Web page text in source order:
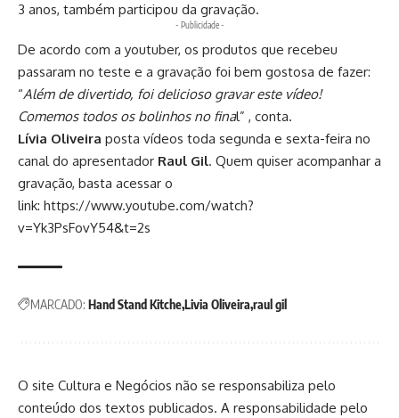
3 anos, também participou da gravação.
- Publicidade -
De acordo com a youtuber, os produtos que recebeu
passaram no teste e a gravação foi bem gostosa de fazer:
“Além de divertido, foi delicioso gravar este vídeo!
Comemos todos os bolinhos no final” , conta.
Lívia Oliveira posta vídeos toda segunda e sexta-feira no
canal do apresentador Raul Gil. Quem quiser acompanhar a
gravação, basta acessar o
link: https://www.youtube.com/watch?
v=Yk3PsFovY54&t=2s
MARCADO: Hand Stand KitcheLivia Oliveira raul gil
O site Cultura e Negócios não se responsabiliza pelo
conteúdo dos textos publicados. A responsabilidade pelo